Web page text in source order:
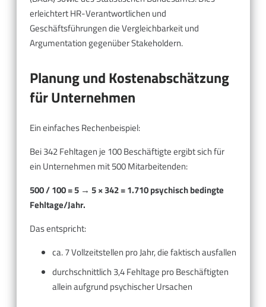
erleichtert HR-Verantwortlichen und
Geschäftsführungen die Vergleichbarkeit und
Argumentation gegenüber Stakeholdern.
Planung und Kostenabschätzung
für Unternehmen
Ein einfaches Rechenbeispiel:
Bei 342 Fehltagen je 100 Beschäftigte ergibt sich für
ein Unternehmen mit 500 Mitarbeitenden:
500 / 100 = 5 → 5 × 342 = 1.710 psychisch bedingte
Fehltage/Jahr.
Das entspricht:
ca. 7 Vollzeitstellen pro Jahr, die faktisch ausfallen
durchschnittlich 3,4 Fehltage pro Beschäftigten
allein aufgrund psychischer Ursachen